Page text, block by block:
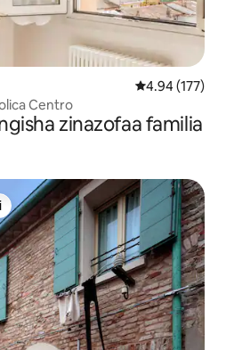
Ukadiriaji wa
4.94 (177)
Centro
zinazofaa familia